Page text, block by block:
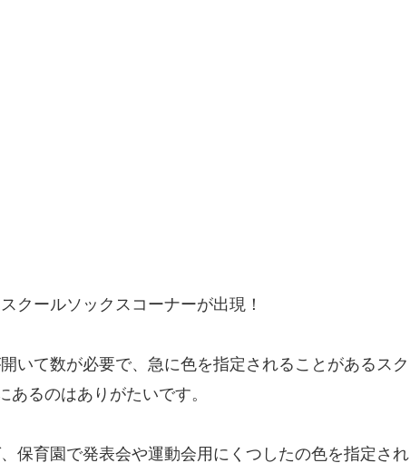
クールソックスコーナーが出現！
いて数が必要で、急に色を指定されることがあるス
あるのはありがたいです。
保育園で発表会や運動会用にくつしたの色を指定さ